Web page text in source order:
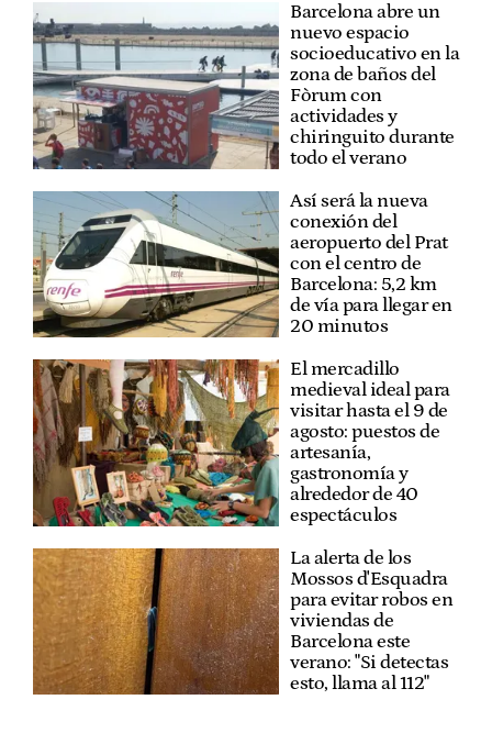
Barcelona abre un
nuevo espacio
socioeducativo en la
zona de baños del
Fòrum con
actividades y
chiringuito durante
todo el verano
Así será la nueva
conexión del
aeropuerto del Prat
con el centro de
Barcelona: 5,2 km
de vía para llegar en
20 minutos
El mercadillo
medieval ideal para
visitar hasta el 9 de
agosto: puestos de
artesanía,
gastronomía y
alrededor de 40
espectáculos
La alerta de los
Mossos d'Esquadra
para evitar robos en
viviendas de
Barcelona este
verano: "Si detectas
esto, llama al 112"